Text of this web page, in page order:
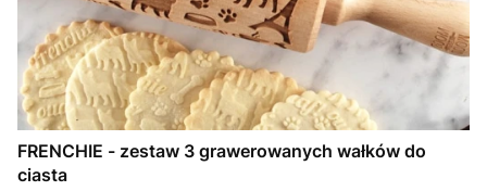
FRENCHIE - zestaw 3 grawerowanych wałków do
ciasta